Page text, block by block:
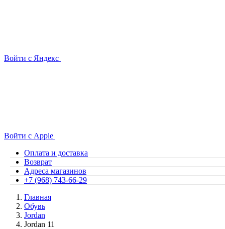
Войти с Яндекс
Войти с Apple
Оплата и доставка
Возврат
Адреса магазинов
+7 (968) 743-66-29
Главная
Обувь
Jordan
Jordan 11